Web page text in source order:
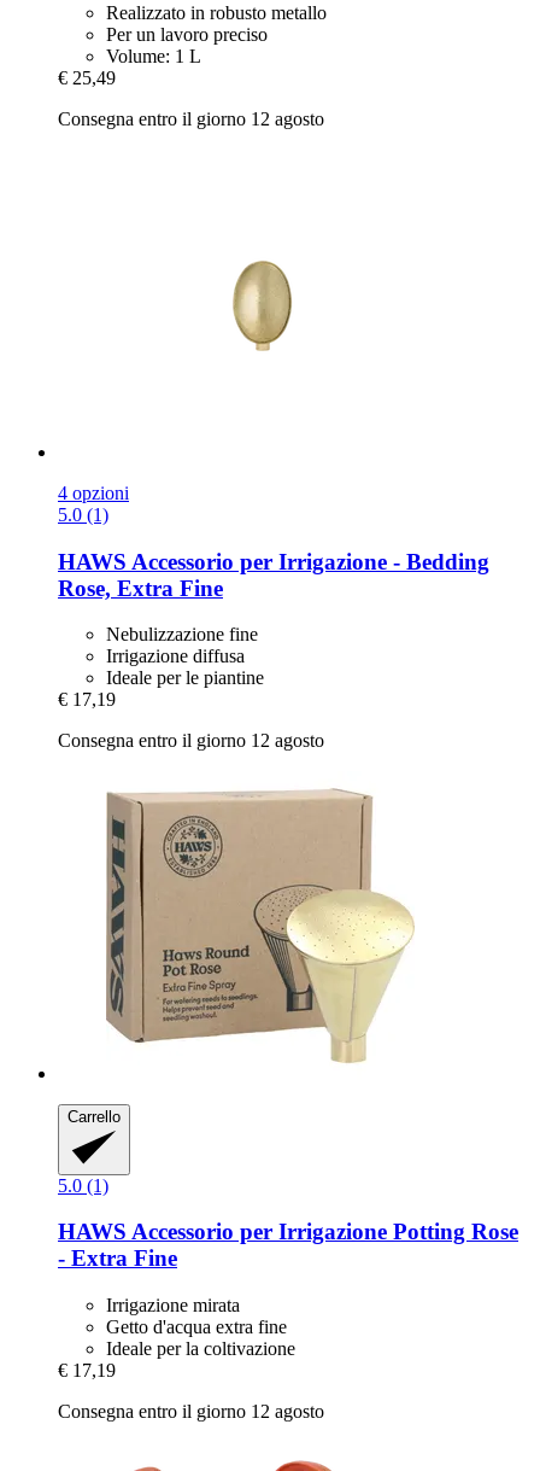
Realizzato in robusto metallo
Per un lavoro preciso
Volume: 1 L
€ 25,49
Consegna entro il giorno 12 agosto
4 opzioni
5.0 (1)
HAWS Accessorio per Irrigazione -​ Bedding
Rose, Extra Fine
Nebulizzazione fine
Irrigazione diffusa
Ideale per le piantine
€ 17,19
Consegna entro il giorno 12 agosto
Carrello
5.0 (1)
HAWS Accessorio per Irrigazione Potting Rose
-​ Extra Fine
Irrigazione mirata
Getto d'acqua extra fine
Ideale per la coltivazione
€ 17,19
Consegna entro il giorno 12 agosto